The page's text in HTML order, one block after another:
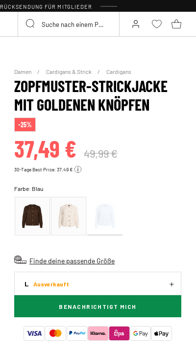
RÜCKSENDUNG FÜR MITGLIEDER
Damen Cardigans & Strick Cardigans
ZOPFMUSTER-STRICKJACKE
MIT GOLDENEN KNÖPFEN
-25%
37,49 € 49,99 €
30-Tage Best Price: 37,49 €
Farbe: Blau
Finde deine passende Größe
L Ausverkauft
BENACHRICHTIGT MICH